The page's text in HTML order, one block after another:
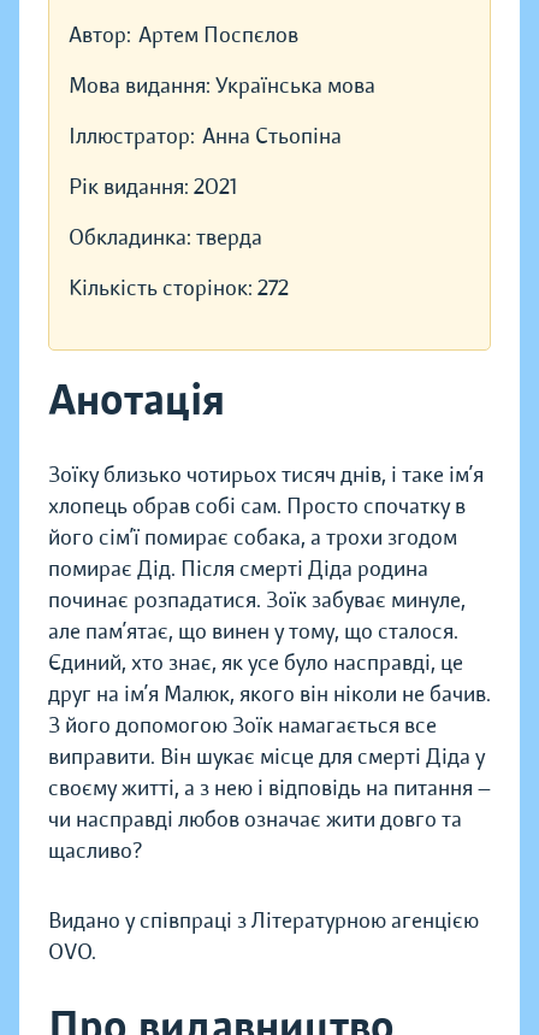
Автор: Артем Поспєлов
Мова видання: Українська мова
Іллюстратор: Анна Стьопіна
Рік видання: 2021
Обкладинка: тверда
Кількість сторінок: 272
Анотація
Зоїку близько чотирьох тисяч днів, і таке ім’я
хлопець обрав собі сам. Просто спочатку в
його сім’ї помирає собака, а трохи згодом
помирає Дід. Після смерті Діда родина
починає розпадатися. Зоїк забуває минуле,
але пам’ятає, що винен у тому, що сталося.
Єдиний, хто знає, як усе було насправді, це
друг на ім’я Малюк, якого він ніколи не бачив.
З його допомогою Зоїк намагається все
виправити. Він шукає місце для смерті Діда у
своєму житті, а з нею і відповідь на питання —
чи насправді любов означає жити довго та
щасливо?
Видано у співпраці з Літературною агенцією
OVO.